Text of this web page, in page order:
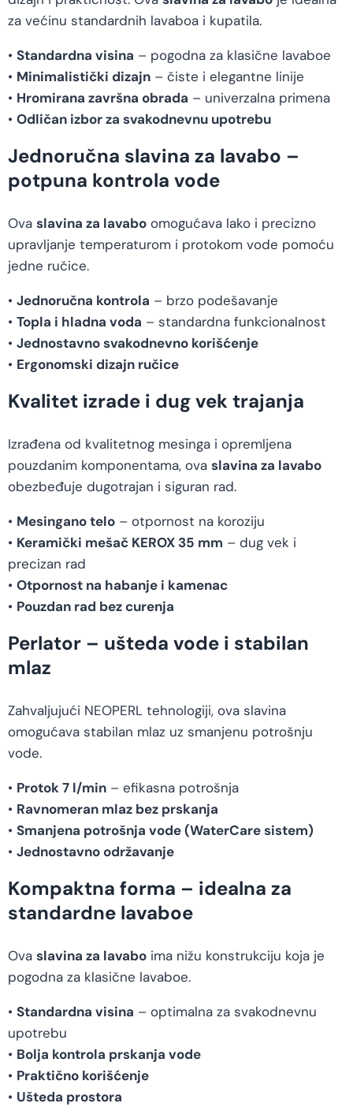
za većinu standardnih lavaboa i kupatila.
• Standardna visina – pogodna za klasične lavaboe
• Minimalistički dizajn – čiste i elegantne linije
• Hromirana završna obrada – univerzalna primena
• Odličan izbor za svakodnevnu upotrebu
Jednoručna slavina za lavabo –
potpuna kontrola vode
Ova slavina za lavabo omogućava lako i precizno
upravljanje temperaturom i protokom vode pomoću
jedne ručice.
• Jednoručna kontrola – brzo podešavanje
• Topla i hladna voda – standardna funkcionalnost
• Jednostavno svakodnevno korišćenje
• Ergonomski dizajn ručice
Kvalitet izrade i dug vek trajanja
Izrađena od kvalitetnog mesinga i opremljena
pouzdanim komponentama, ova slavina za lavabo
obezbeđuje dugotrajan i siguran rad.
• Mesingano telo – otpornost na koroziju
• Keramički mešač KEROX 35 mm – dug vek i
precizan rad
• Otpornost na habanje i kamenac
• Pouzdan rad bez curenja
Perlator – ušteda vode i stabilan
mlaz
Zahvaljujući NEOPERL tehnologiji, ova slavina
omogućava stabilan mlaz uz smanjenu potrošnju
vode.
• Protok 7 l/min – efikasna potrošnja
• Ravnomeran mlaz bez prskanja
• Smanjena potrošnja vode (WaterCare sistem)
• Jednostavno održavanje
Kompaktna forma – idealna za
standardne lavaboe
Ova slavina za lavabo ima nižu konstrukciju koja je
pogodna za klasične lavaboe.
• Standardna visina – optimalna za svakodnevnu
upotrebu
• Bolja kontrola prskanja vode
• Praktično korišćenje
• Ušteda prostora